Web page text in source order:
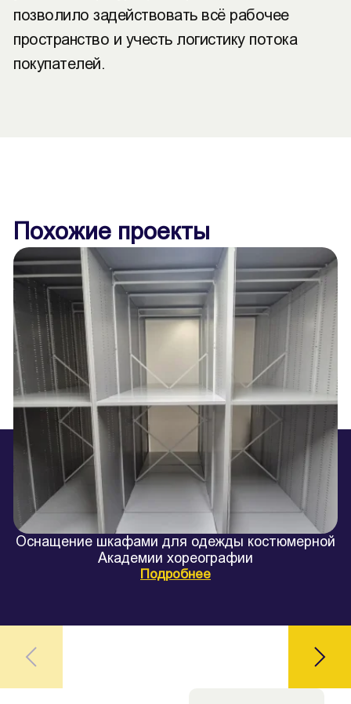
позволило задействовать всё рабочее
пространство и учесть логистику потока
покупателей.
Похожие проекты
Оснащение шкафами для одежды костюмерной
Академии хореографии
Подробнее